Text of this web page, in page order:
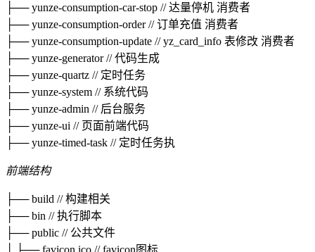
├── yunze-consumption-car-stop // 达量停机 消费者
├── yunze-consumption-order // 订单充值 消费者
├── yunze-consumption-update // yz_card_info 表修改 消费者
├── yunze-generator // 代码生成
├── yunze-quartz // 定时任务
├── yunze-system // 系统代码
├── yunze-admin // 后台服务
├── yunze-ui // 页面前端代码
├── yunze-timed-task // 定时任务执
前端结构
├── build // 构建相关
├── bin // 执行脚本
├── public // 公共文件
│ ├── favicon.ico // favicon图标